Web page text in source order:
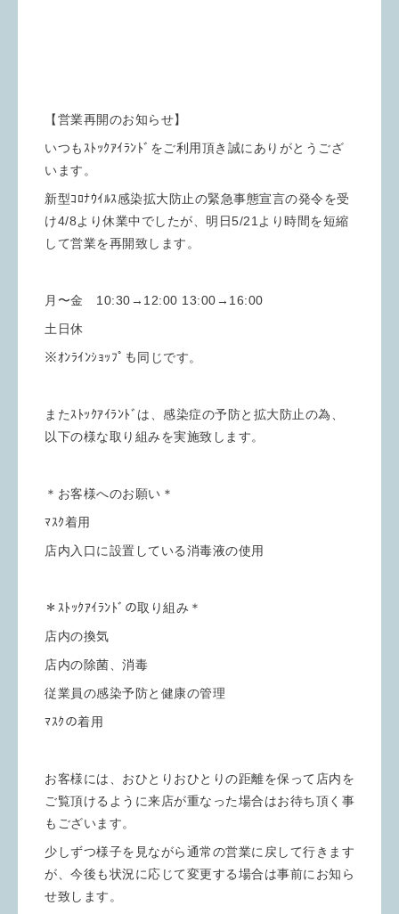
【営業再開のお知らせ】
いつもｽﾄｯｸｱｲﾗﾝﾄﾞをご利用頂き誠にありがとうござ
います。
新型ｺﾛﾅｳｲﾙｽ感染拡大防止の緊急事態宣言の発令を受
け4/8より休業中でしたが、明日5/21より時間を短縮
して営業を再開致します。
月〜金 10:30→12:00 13:00→16:00
土日休
※ｵﾝﾗｲﾝｼｮｯﾌﾟも同じです。
またｽﾄｯｸｱｲﾗﾝﾄﾞは、感染症の予防と拡大防止の為、
以下の様な取り組みを実施致します。
＊お客様へのお願い＊
ﾏｽｸ着用
店内入口に設置している消毒液の使用
＊ｽﾄｯｸｱｲﾗﾝﾄﾞの取り組み＊
店内の換気
店内の除菌、消毒
従業員の感染予防と健康の管理
ﾏｽｸの着用
お客様には、おひとりおひとりの距離を保って店内を
ご覧頂けるように来店が重なった場合はお待ち頂く事
もございます。
少しずつ様子を見ながら通常の営業に戻して行きます
が、今後も状況に応じて変更する場合は事前にお知ら
せ致します。